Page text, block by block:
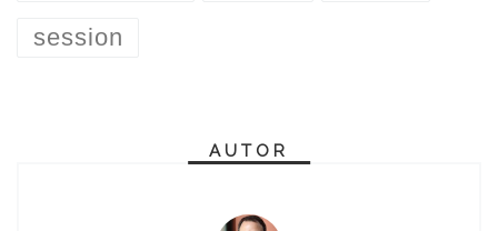
session
AUTOR